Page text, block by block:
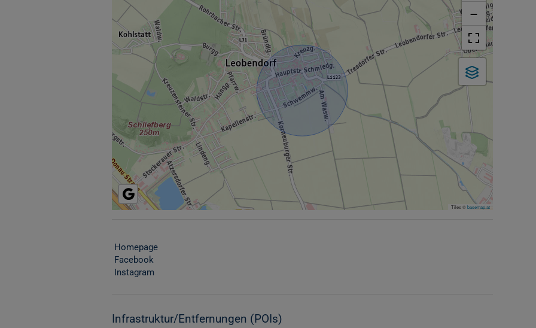
−
Tiles ©basemap.at
Homepage
Facebook
Instagram
Infrastruktur/Entfernungen (POIs)